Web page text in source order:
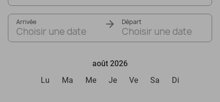
Arrivée
Choisir une date
Départ
Choisir une date
août 2026
Lu
Ma Me Je Ve Sa Di